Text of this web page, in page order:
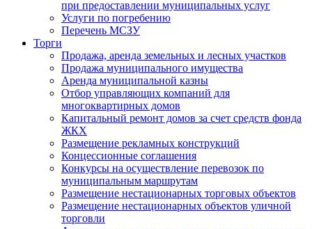
при предоставлении муниципальных услуг
Услуги по погребению
Перечень МСЗУ
Торги
Продажа, аренда земельных и лесных участков
Продажа муниципального имущества
Аренда муниципальной казны
Отбор управляющих компаний для
многоквартирных домов
Капитальный ремонт домов за счет средств фонда
ЖКХ
Размещение рекламных конструкций
Концессионные соглашения
Конкурсы на осуществление перевозок по
муниципальным маршрутам
Размещение нестационарных торговых объектов
Размещение нестационарных объектов уличной
торговли